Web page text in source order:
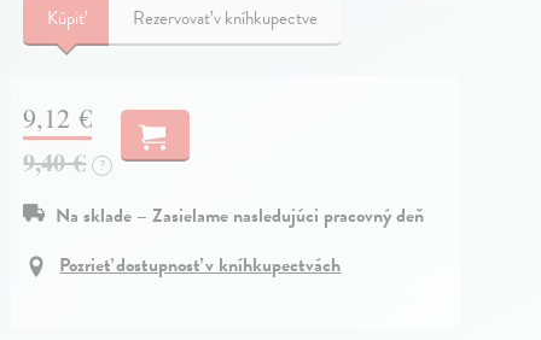
Kúpiť Rezervovať v kníhkupectve
9,12 €
9,40 € ?
Na sklade – Zasielame nasledujúci pracovný deň
Pozrieť dostupnosť v kníhkupectvách